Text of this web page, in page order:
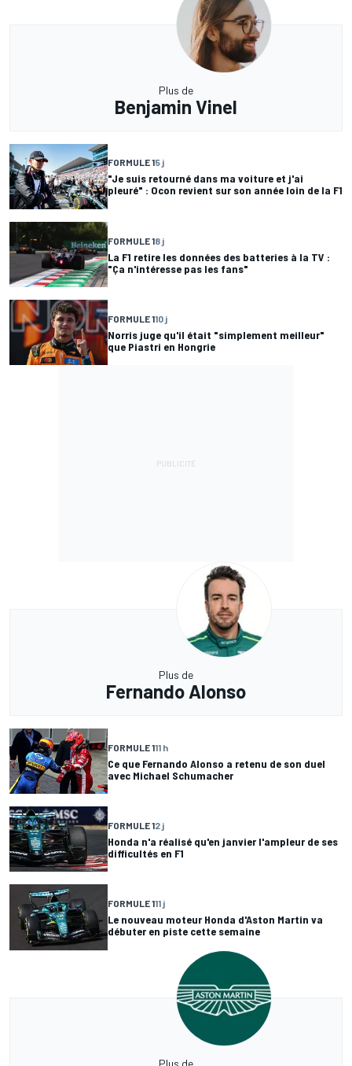
Plus de
Benjamin Vinel
FORMULE 15 j
"Je suis retourné dans ma voiture et j'ai
pleuré" : Ocon revient sur son année loin de la F1
FORMULE 18 j
La F1 retire les données des batteries à la TV :
"Ça n'intéresse pas les fans"
FORMULE 110 j
Norris juge qu'il était "simplement meilleur"
que Piastri en Hongrie
Plus de
Fernando Alonso
FORMULE 111 h
Ce que Fernando Alonso a retenu de son duel
avec Michael Schumacher
FORMULE 12 j
Honda n'a réalisé qu'en janvier l'ampleur de ses
difficultés en F1
FORMULE 111 j
Le nouveau moteur Honda d'Aston Martin va
débuter en piste cette semaine
Plus de